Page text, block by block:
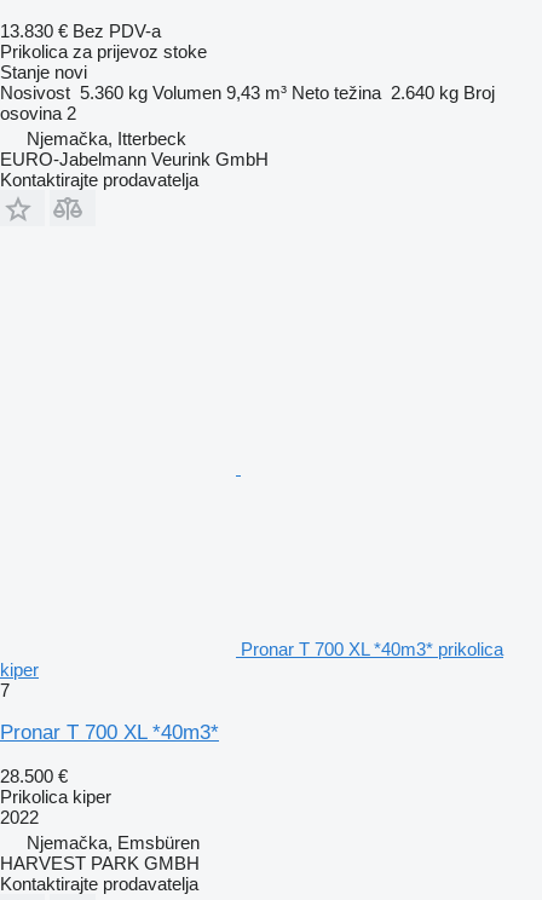
13.830 € Bez PDV-a
Prikolica za prijevoz stoke
Stanje novi
Nosivost 5.360 kg Volumen 9,43 m³ Neto težina 2.640 kg Broj
osovina 2
Njemačka, Itterbeck
EURO-Jabelmann Veurink GmbH
Kontaktirajte prodavatelja
Pronar T 700 XL *40m3* prikolica
kiper
7
Pronar T 700 XL *40m3*
28.500 €
Prikolica kiper
2022
Njemačka, Emsbüren
HARVEST PARK GMBH
Kontaktirajte prodavatelja